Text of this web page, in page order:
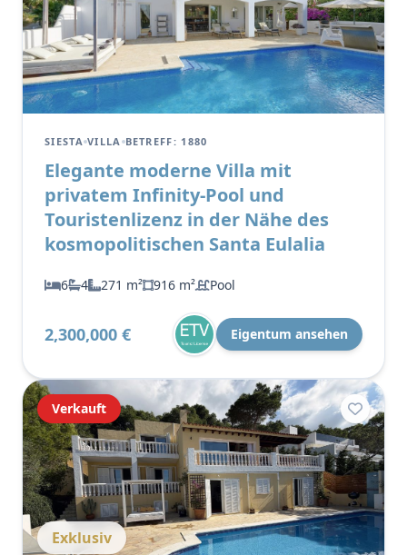
SIESTA VILLA BETREFF: 1880
Elegante moderne Villa mit
privatem Infinity-Pool und
Touristenlizenz in der Nähe des
kosmopolitischen Santa Eulalia
6 4 271 m² 916 m² Pool
2,300,000 € Eigentum ansehen
Verkauft
Exklusiv